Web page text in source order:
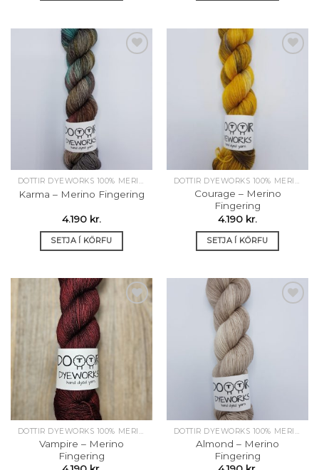
DOTTIR DYEWORKS 100% MERINO
Karma – Merino Fingering
4.190 kr.
SETJA Í KÖRFU
DOTTIR DYEWORKS 100% MERINO
Courage – Merino
Fingering
4.190 kr.
SETJA Í KÖRFU
DOTTIR DYEWORKS 100% MERINO
Vampire – Merino
Fingering
DOTTIR DYEWORKS 100% MERINO
Almond – Merino
Fingering